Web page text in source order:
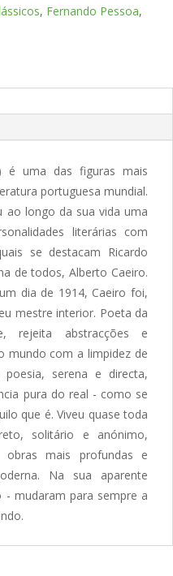
, Fernando Pessoa,
é uma das figuras mais
portuguesa mundial.
ao longo da sua vida uma
literárias com
se destacam Ricardo
de todos, Alberto Caeiro.
dia de 1914, Caeiro foi,
mestre interior. Poeta da
rejeita abstracções e
mundo com a limpidez de
serena e directa,
pura do real - como se
que é. Viveu quase toda
solitário e anónimo,
obras mais profundas e
Na sua aparente
- mudaram para sempre a